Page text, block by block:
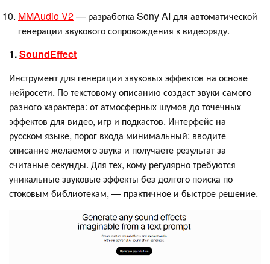
MMAudio V2— разработка Sony AI для автоматической
генерации звукового сопровождения к видеоряду.
1.SoundEffect
Инструмент для генерации звуковых эффектов на основе
нейросети. По текстовому описанию создаст звуки самого
разного характера: от атмосферных шумов до точечных
эффектов для видео, игр и подкастов. Интерфейс на
русском языке, порог входа минимальный: вводите
описание желаемого звука и получаете результат за
считаные секунды. Для тех, кому регулярно требуются
уникальные звуковые эффекты без долгого поиска по
стоковым библиотекам, — практичное и быстрое решение.